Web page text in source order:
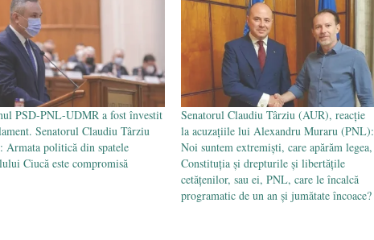
PSD-PNL-UDMR a fost învestit
Senatorul Claudiu Târziu
Armata politică din spatele
Ciucă este compromisă
Senatorul Claudiu Târziu (AUR), reacție
la acuzațiile lui Alexandru Muraru (PNL):
Noi suntem extremiști, care apărăm legea,
Constituția și drepturile și libertățile
cetățenilor, sau ei, PNL, care le încalcă
programatic de un an și jumătate încoace?